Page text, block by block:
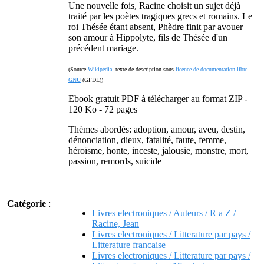
Une nouvelle fois, Racine choisit un sujet déjà
traité par les poètes tragiques grecs et romains. Le
roi Thésée étant absent, Phèdre finit par avouer
son amour à Hippolyte, fils de Thésée d'un
précédent mariage.
(Source Wikipédia, texte de description sous licence de documentation libre
GNU (GFDL))
Ebook gratuit PDF à télécharger au format ZIP -
120 Ko - 72 pages
Thèmes abordés: adoption, amour, aveu, destin,
dénonciation, dieux, fatalité, faute, femme,
héroïsme, honte, inceste, jalousie, monstre, mort,
passion, remords, suicide
Catégorie :
Livres electroniques / Auteurs / R a Z /
Racine, Jean
Livres electroniques / Litterature par pays /
Litterature francaise
Livres electroniques / Litterature par pays /